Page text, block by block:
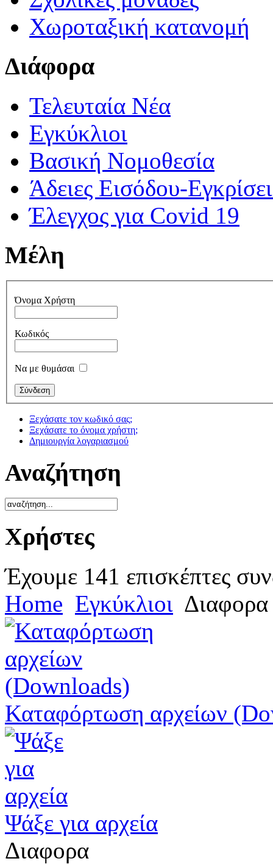
Χωροταξική κατανομή
Διάφορα
Τελευταία Νέα
Εγκύκλιοι
Βασική Νομοθεσία
Άδειες Εισόδου-
Έλεγχος για Covid 19
Μέλη
Όνομα Χρήστη
Κωδικός
Να με θυμάσαι
Ξεχάσατε τον κωδικό σας;
Ξεχάσατε το όνομα χρήστη;
Δημιουργία λογαριασμού
Αναζήτηση
Χρήστες
Έχουμε 141 επισκέπτες
Home Εγκύκλιοι Διαφορα
Καταφόρτωση αρχείων
Ψάξε για αρχεία
Διαφορα